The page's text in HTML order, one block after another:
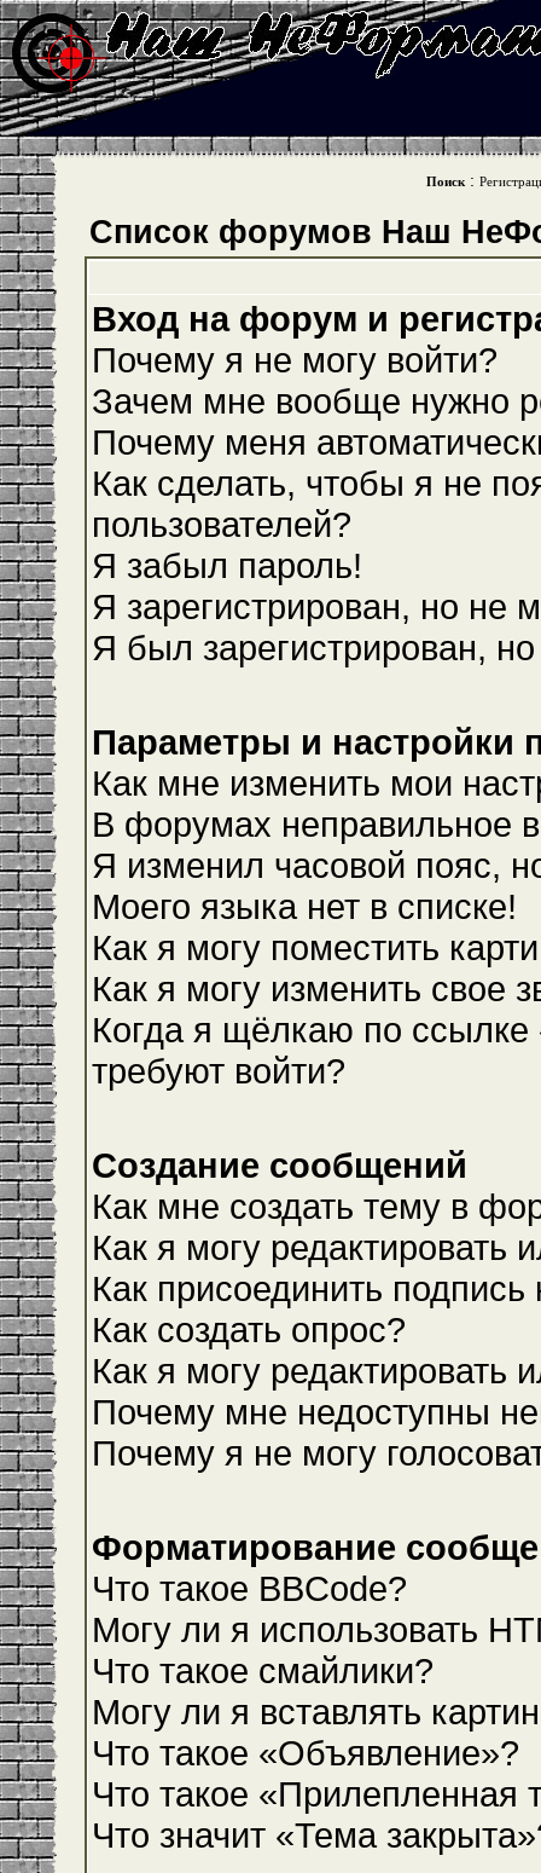
Поиск :
Список форумов Наш
Вход на форум и
Почему я не могу войти?
Зачем мне вообще нужно
Почему меня
Как сделать, чтобы я не
пользователей?
Я забыл пароль!
Я зарегистрирован, но не
Я был зарегистрирован,
Параметры и настройки
Как мне изменить мои
В форумах неправильное
Я изменил часовой пояс,
Моего языка нет в списке!
Как я могу поместить
Как я могу изменить свое
Когда я щёлкаю по ссылке
требуют войти?
Создание сообщений
Как мне создать тему в
Как я могу редактировать
Как присоединить
Как создать опрос?
Как я могу редактировать
Почему мне недоступны
Почему я не могу
Форматирование
Что такое BBCode?
Могу ли я использовать
Что такое смайлики?
Могу ли я вставлять
Что такое «Объявление»?
Что такое «Прилепленная
Что значит «Тема